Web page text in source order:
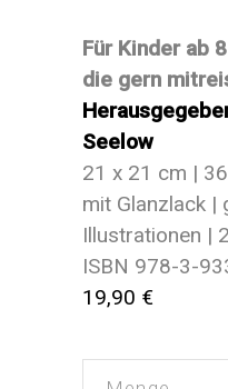
Für Kinder ab
die gern
Seelow
21 x 21 cm |
mit Glanzlack |
Illustrationen |
ISBN 978-3-
19,90 €